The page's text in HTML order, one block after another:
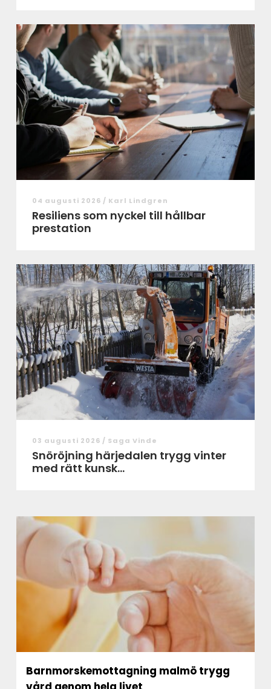
04 augusti 2026 / Karl Lindgren
Resiliens som nyckel till hållbar
prestation
03 augusti 2026 / Saga Vinde
Snöröjning härjedalen trygg vinter
med rätt kunsk...
Barnmorskemottagning malmö trygg